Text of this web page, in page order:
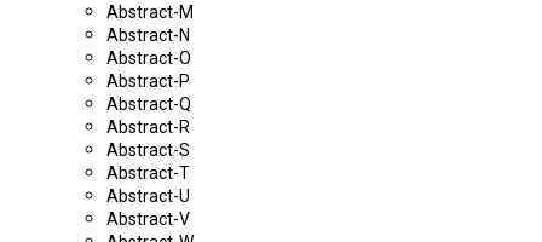
Abstract-M
Abstract-N
Abstract-O
Abstract-P
Abstract-Q
Abstract-R
Abstract-S
Abstract-T
Abstract-U
Abstract-V